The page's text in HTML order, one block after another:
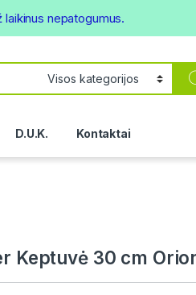
D.U.K. Kontaktai
Keptuvė 30 cm
nepatogumus.